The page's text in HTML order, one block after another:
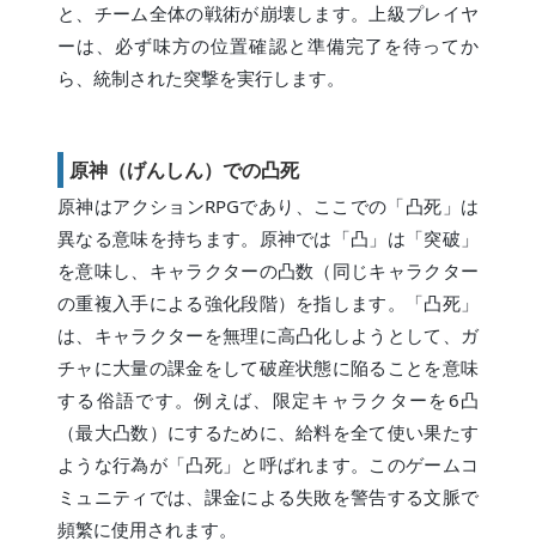
と、チーム全体の戦術が崩壊します。上級プレイヤ
ーは、必ず味方の位置確認と準備完了を待ってか
ら、統制された突撃を実行します。
原神（げんしん）での凸死
原神はアクションRPGであり、ここでの「凸死」は
異なる意味を持ちます。原神では「凸」は「突破」
を意味し、キャラクターの凸数（同じキャラクター
の重複入手による強化段階）を指します。「凸死」
は、キャラクターを無理に高凸化しようとして、ガ
チャに大量の課金をして破産状態に陥ることを意味
する俗語です。例えば、限定キャラクターを6凸
（最大凸数）にするために、給料を全て使い果たす
ような行為が「凸死」と呼ばれます。このゲームコ
ミュニティでは、課金による失敗を警告する文脈で
頻繁に使用されます。